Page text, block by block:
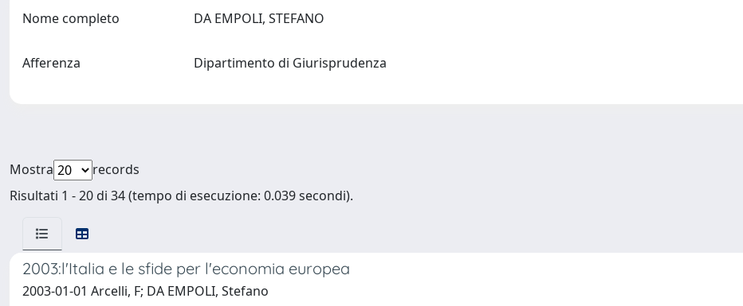
Nome completo DA EMPOLI, STEFANO
Afferenza Dipartimento di Giurisprudenza
Mostra
records
Risultati 1 - 20 di 34 (tempo di esecuzione: 0.039 secondi).
2003:l'Italia e le sfide per l'economia europea
2003-01-01 Arcelli, F; DA EMPOLI, Stefano